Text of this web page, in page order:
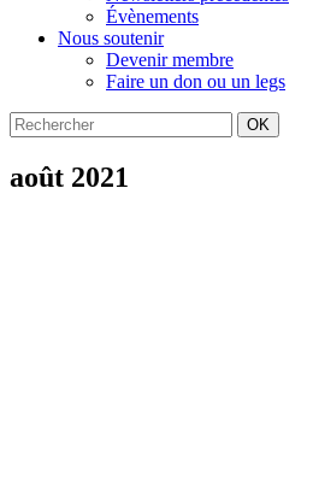
Évènements
Nous soutenir
Devenir membre
Faire un don ou un legs
OK
août 2021